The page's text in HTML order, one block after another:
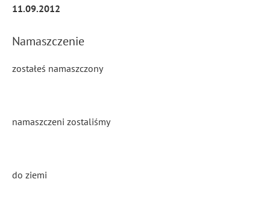
11.09.2012
Namaszczenie
zostałeś namaszczony
namaszczeni zostaliśmy
do ziemi